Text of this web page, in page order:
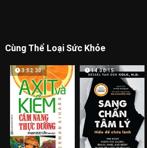
Cùng Thể Loại Sức Khỏe
3:52:30 14:00:15